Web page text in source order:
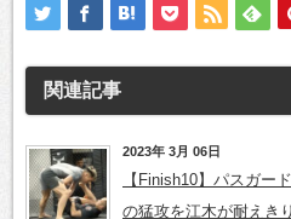
関連記事
2023年 3月 06日
【Finish10】パスガー
の猛攻を江木が耐えき